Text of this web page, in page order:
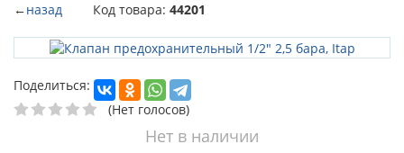
←назад Код товара: 44201
Поделиться:
(Нет голосов)
Нет в наличии